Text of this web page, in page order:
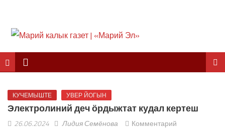
КУЧЕМЫШТЕ УВЕР ЙОГЫН
Электролиний деч ӧрдыжтат кудал кертеш
26.06.2024 Лидия Семёнова
Комментарий